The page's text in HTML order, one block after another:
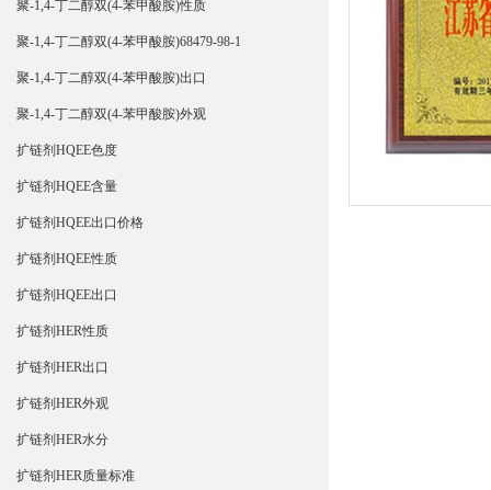
聚-1,4-丁二醇双(4-苯甲酸胺)性质
聚-1,4-丁二醇双(4-苯甲酸胺)68479-98-1
聚-1,4-丁二醇双(4-苯甲酸胺)出口
聚-1,4-丁二醇双(4-苯甲酸胺)外观
扩链剂HQEE色度
扩链剂HQEE含量
扩链剂HQEE出口价格
扩链剂HQEE性质
扩链剂HQEE出口
扩链剂HER性质
扩链剂HER出口
扩链剂HER外观
扩链剂HER水分
扩链剂HER质量标准